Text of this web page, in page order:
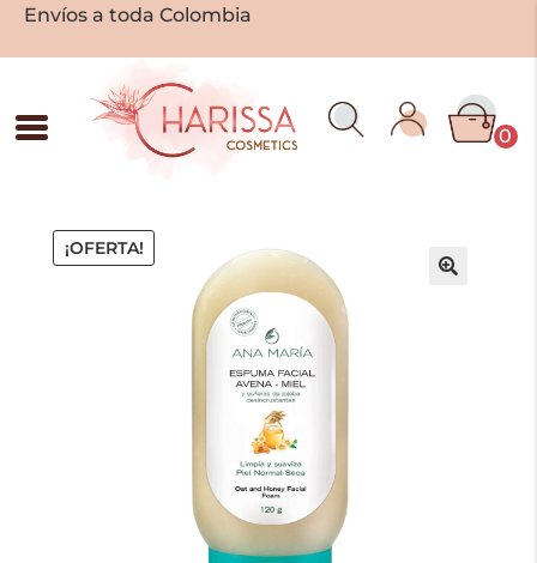
Envíos a toda Colombia
0
¡OFERTA!